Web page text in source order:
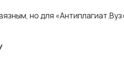
но для